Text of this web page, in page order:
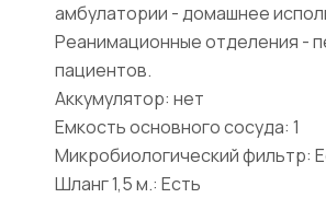
амбулатории - домашнее
Реанимационные отделения -
пациентов.
Аккумулятор: нет
Емкость основного сосуда: 1
Микробиологический фильтр:
Шланг 1,5 м.: Есть